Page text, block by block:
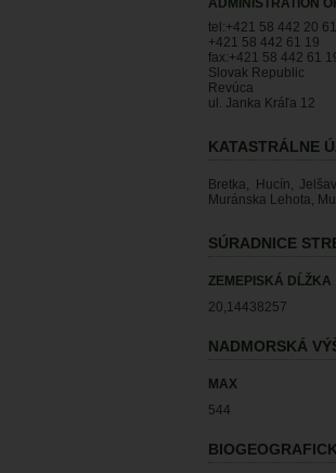
ADMINISTRATION
tel:+421 58 442 20 61
+421 58 442 61 19
fax:+421 58 442 61
Slovak Republic
Revúca
ul. Janka Kráľa 12
KATASTRÁLNE
Bretka, Hucín,
Muránska Lehota,
SÚRADNICE
ZEMEPISKÁ DĹŽKA
20,14438257
NADMORSKÁ
MAX
544